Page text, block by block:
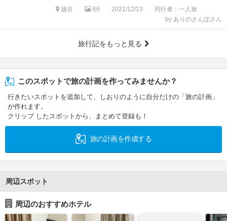
越谷 66 2021/12/13
同行者：一人旅
by ありのさんぽさん
旅行記をもっと見る
このスポットで旅の計画を作ってみませんか？
行きたいスポットを追加して、しおりのように自分だけの「旅の計画」
が作れます。
クリップ したスポットから、まとめて登録も！
旅の計画を作成する
周辺スポット
周辺のおすすめホテル